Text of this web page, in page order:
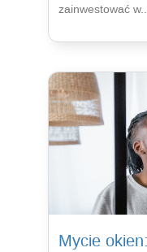
zainwestować w...
Mycie